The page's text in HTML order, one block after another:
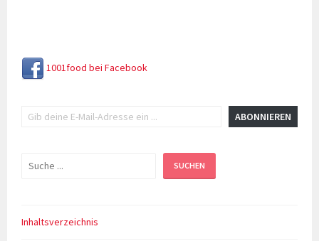
1001food bei Facebook
ABONNIEREN
Suchen SUCHEN
Inhaltsverzeichnis